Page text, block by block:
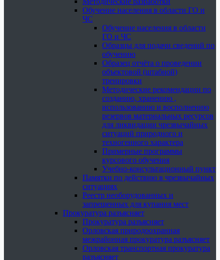
Обучение населения в области ГО и
ЧС
Обучение населения в области
ГО и ЧС
Образцы для подачи сведений по
обучению
Образец отчёта о проведении
объектовой (штабной)
тренировки
Методические рекомендации по
созданию, хранению ,
использованию и восполнению
резервов материальных ресурсов
для ликвидации чрезвычайных
ситуаций природного и
техногенного характера
Примерные программы
курсового обучения
Учебно-консультационный пункт
Памятки по действию в чрезвычайных
ситуациях
Реестр необорудованных и
запрещенных для купания мест
Прокуратура разъясняет
Прокуратура разъясняет
Орловская природоохранная
межрайонная прокуратура разъясняет
Орловская транспортная прокуратура
разъясняет